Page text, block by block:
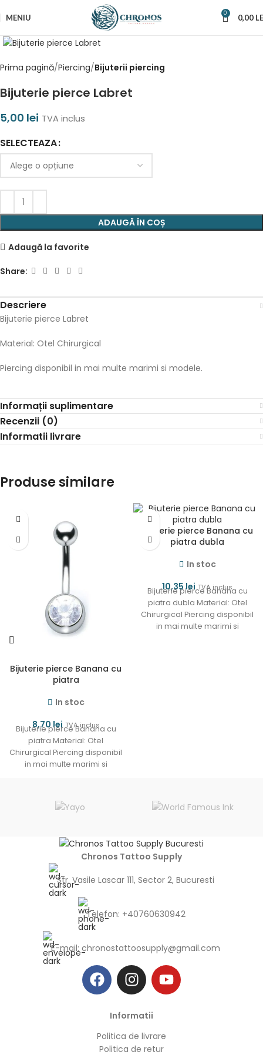
MENIU 0 0,00
Prima pagină Piercing Bijuterii piercing
Bijuterie pierce Labret
5,00 lei TVA inclus
SELECTEAZA
ADAUGĂ ÎN COȘ
Adaugă la favorite
Share:
Descriere
Bijuterie pierce Labret
Material: Otel Chirurgical
Piercing disponibil in mai multe marimi si modele.
Informații suplimentare
Recenzii (0)
Informatii livrare
Produse similare
Bijuterie pierce Banana cu
piatra
In stoc
8,70 lei TVA inclus
Bijuterie pierce Banana cu
piatra Material: Otel
Chirurgical Piercing disponibil
in mai multe marimi si
Bijuterie pierce Banana cu
piatra dubla
In stoc
10,35lei TVA inclus
Bijuterie pierce Banana cu
piatra dubla Material: Otel
Chirurgical Piercing disponibil
in mai multe marimi si
Chronos Tattoo Supply
Str. Vasile Lascar 111, Sector 2, Bucuresti
Telefon: +40760630942
E-mail: chronostattoosupply@gmail.com
Informatii
Politica de livrare
Politica de retur